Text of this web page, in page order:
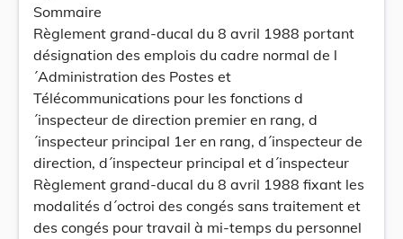
Sommaire
Règlement grand-ducal du 8 avril 1988 portant
désignation des emplois du cadre normal de l
´Administration des Postes et
Télécommunications pour les fonctions d
´inspecteur de direction premier en rang, d
´inspecteur principal 1er en rang, d´inspecteur de
direction, d´inspecteur principal et d´inspecteur
Règlement grand-ducal du 8 avril 1988 fixant les
modalités d´octroi des congés sans traitement et
des congés pour travail à mi-temps du personnel